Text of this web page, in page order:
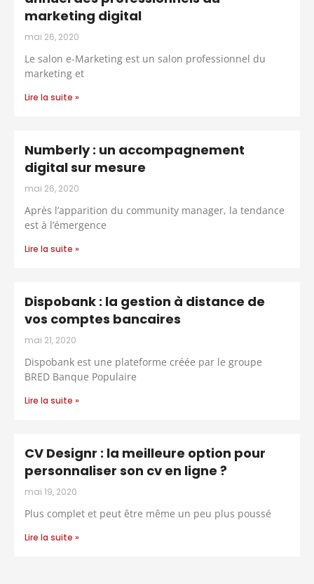
marketing digital
mai 26, 2020
Le salon e-Marketing est un salon professionnel du
marketing et
Lire la suite »
Numberly : un accompagnement
digital sur mesure
mai 26, 2020
Après l’apparition du community manager, la tendance
est à l’émergence
Lire la suite »
Dispobank : la gestion à distance de
vos comptes bancaires
mai 21, 2020
Dispobank est une plateforme créée par le groupe
BRED Banque Populaire
Lire la suite »
CV Designr : la meilleure option pour
personnaliser son cv en ligne ?
mai 19, 2020
Plus complet et peut être même un peu plus poussé
Lire la suite »